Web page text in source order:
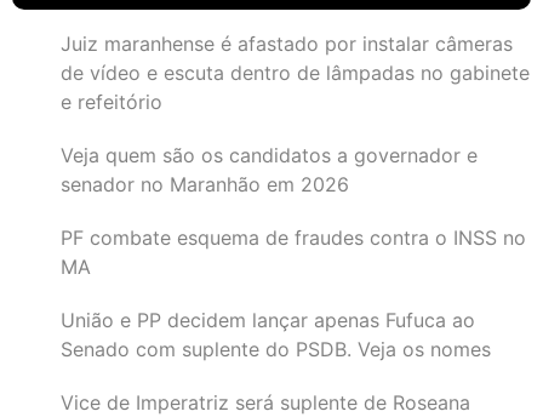
Juiz maranhense é afastado por instalar câmeras
de vídeo e escuta dentro de lâmpadas no gabinete
e refeitório
Veja quem são os candidatos a governador e
senador no Maranhão em 2026
PF combate esquema de fraudes contra o INSS no
MA
União e PP decidem lançar apenas Fufuca ao
Senado com suplente do PSDB. Veja os nomes
Vice de Imperatriz será suplente de Roseana